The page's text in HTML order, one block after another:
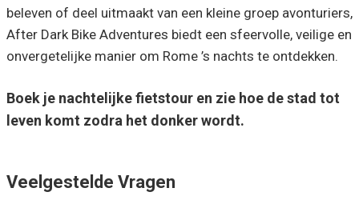
beleven of deel uitmaakt van een kleine groep avonturiers,
After Dark Bike Adventures biedt een sfeervolle, veilige en
onvergetelijke manier om Rome ’s nachts te ontdekken.
Boek je nachtelijke fietstour en zie hoe de stad tot
leven komt zodra het donker wordt.
Veelgestelde Vragen